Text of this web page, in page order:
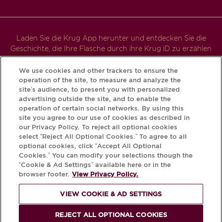
Laden Sie die Krug App herunter und entdecken Sie die
Geschichte, die Ihre Flasche durch ihre Krug iD zu erzählen
hat.
DER MISSBRAUCH VON ALKOHOL IST
GEFÄHRLICH FÜR DIE GESUNDHEIT.
BITTE KONSUMIEREN SIE IM
MODERATEN MENGEN.
We use cookies and other trackers to ensure the
operation of the site, to measure and analyze the
site’s audience, to present you with personalized
advertising outside the site, and to enable the
operation of certain social networks. By using this
site you agree to our use of cookies as described in
our Privacy Policy. To reject all optional cookies
select “Reject All Optional Cookies.” To agree to all
optional cookies, click “Accept All Optional
Cookies.” You can modify your selections though the
“Cookie & Ad Settings” available here or in the
browser footer. View Privacy Policy.
VIEW COOKIE & AD SETTINGS
REJECT ALL OPTIONAL COOKIES